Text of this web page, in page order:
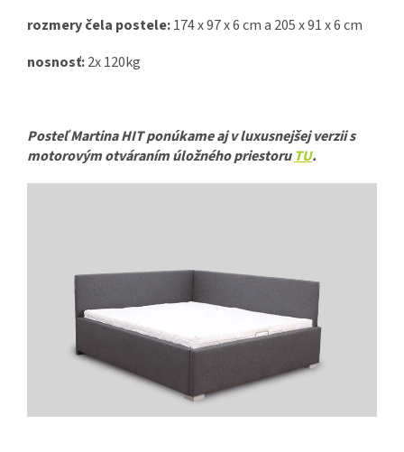
rozmery čela postele:174 x 97 x 6 cm a 205 x 91 x 6 cm
nosnosť:2x 120kg
Posteľ Martina HIT ponúkame aj v luxusnejšej verzii s
motorovým otváraním úložného priestoruTU.